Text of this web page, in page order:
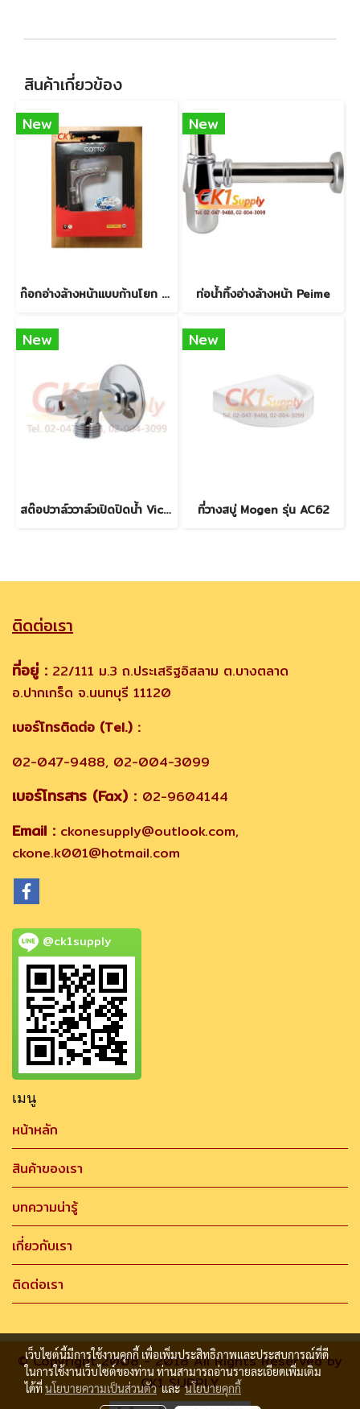
สินค้าเกี่ยวข้อง
New
ก๊อกอ่างล้างหน้าแบบก้านโยก COTTO - สินค้าใหม่
New
ท่อน้ำทิ้งอ่างล้างหน้า Peime
New
สต๊อปวาล์ววาล์วเปิดปิดน้ำ Victor
New
ที่วางสบู่ Mogen รุ่น AC62
ติดต่อเรา
ที่อยู่ : 22/111 ม.3 ถ.ประเสริฐอิสลาม ต.บางตลาด
อ.ปากเกร็ด จ.นนทบุรี 11120
เบอร์โทรติดต่อ (Tel.) :
02-047-9488, 02-004-3099
เบอร์โทรสาร (Fax) : 02-9604144
Email : ckonesupply@outlook.com,
ckone.k001@hotmail.com
@ck1supply
เมนู
หน้าหลัก
สินค้าของเรา
บทความน่ารู้
เกี่ยวกับเรา
ติดต่อเรา
© Copyright 2008 - 2018 All Rights Reserved by
CK1 SUPPLY
เว็บไซต์นี้มีการใช้งานคุกกี้ เพื่อเพิ่มประสิทธิภาพและประสบการณ์ที่ดี
ในการใช้งานเว็บไซต์ของท่าน ท่านสามารถอ่านรายละเอียดเพิ่มเติม
ได้ที่นโยบายความเป็นส่วนตัวและนโยบายคุกกี้